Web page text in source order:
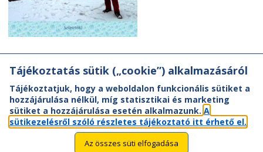
Tájékoztatás sütik („cookie”) alkalmazásáról
Tájékoztatjuk, hogy a weboldalon funkcionális sütiket a
hozzájárulása nélkül, míg statisztikai és marketing
sütiket a hozzájárulása esetén alkalmazunk. A
sütikezelésről szóló részletes tájékoztató itt érhető el.
Az összes süti elfogadása